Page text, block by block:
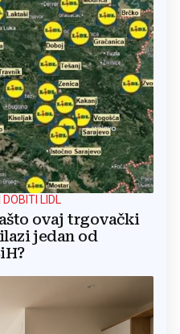
LIDL
ovaj trgovački
jedan od